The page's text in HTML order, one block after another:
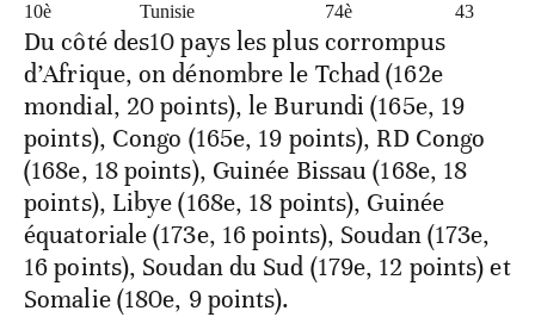
10è
Tunisie 74è 43
Du côté des10 pays les plus corrompus
d’Afrique, on dénombre le Tchad (162e
mondial, 20 points), le Burundi (165e, 19
points), Congo (165e, 19 points), RD Congo
(168e, 18 points), Guinée Bissau (168e, 18
points), Libye (168e, 18 points), Guinée
équatoriale (173e, 16 points), Soudan (173e,
16 points), Soudan du Sud (179e, 12 points) et
Somalie (180e, 9 points).